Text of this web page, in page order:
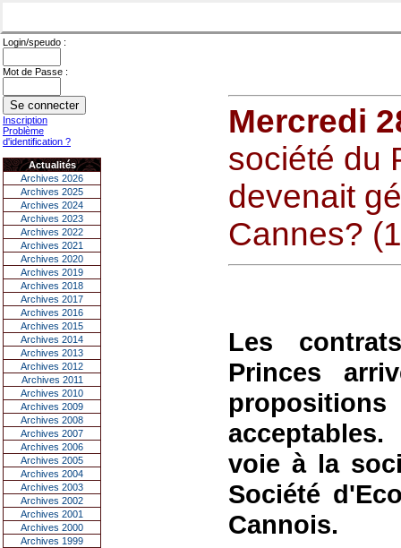
Login/speudo :
Mot de Passe :
Inscription
Problème
d'identification ?
Actualités
Archives 2026
Archives 2025
Archives 2024
Archives 2023
Archives 2022
Archives 2021
Archives 2020
Archives 2019
Archives 2018
Archives 2017
Archives 2016
Archives 2015
Archives 2014
Archives 2013
Archives 2012
Archives 2011
Archives 2010
Archives 2009
Archives 2008
Archives 2007
Archives 2006
Archives 2005
Archives 2004
Archives 2003
Archives 2002
Archives 2001
Archives 2000
Archives 1999
Mercredi
société du
devenait
Cannes? (1
Les
Princes
voie à la
Société
Cannois.